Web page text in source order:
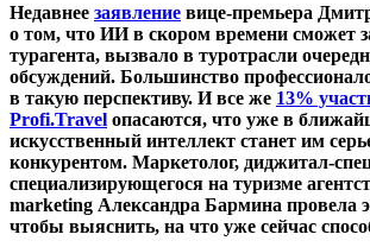
Недавнее заявление вице-премьера
о том, что ИИ в скором времени сможет
турагента, вызвало в туротрасли
обсуждений. Большинство
в такую перспективу. И все же 13%
Profi.Travel опасаются, что уже в
искусственный интеллект станет им
конкурентом. Маркетолог, диджитал-
специализирующегося на туризме
marketing Александра Бармина провела
чтобы выяснить, на что уже сейчас